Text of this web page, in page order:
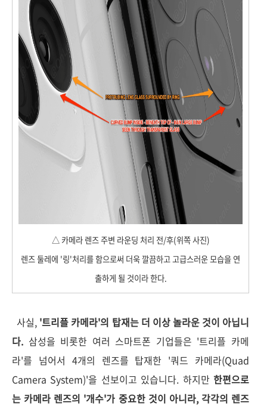
△ 카메라 렌즈 주변 라운딩 처리 전/후(위쪽 사진)
렌즈 둘레에 '링'처리를 함으로써 더욱 깔끔하고 고급스러운 모습을 연
출하게 될 것이라 한다.
사실, '트리플 카메라'의 탑재는 더 이상 놀라운 것이 아닙니
다. 삼성을 비롯한 여러 스마트폰 기업들은 '트리플 카메
라'를 넘어서 4개의 렌즈를 탑재한 '쿼드 카메라(Quad
Camera System)'을 선보이고 있습니다. 하지만 한편으로
는 카메라 렌즈의 '개수'가 중요한 것이 아니라, 각각의 렌즈